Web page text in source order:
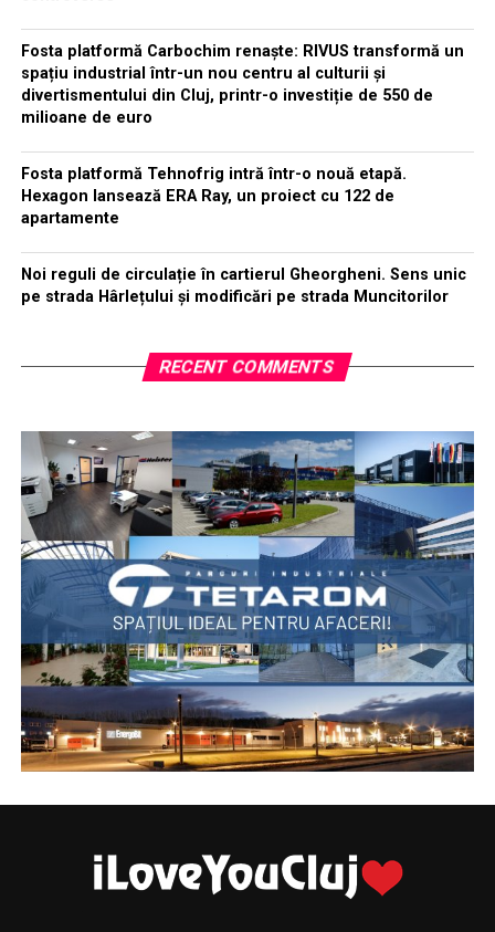
Fosta platformă Carbochim renaște: RIVUS transformă un
spațiu industrial într-un nou centru al culturii și
divertismentului din Cluj, printr-o investiție de 550 de
milioane de euro
Fosta platformă Tehnofrig intră într-o nouă etapă.
Hexagon lansează ERA Ray, un proiect cu 122 de
apartamente
Noi reguli de circulație în cartierul Gheorgheni. Sens unic
pe strada Hârlețului și modificări pe strada Muncitorilor
RECENT COMMENTS